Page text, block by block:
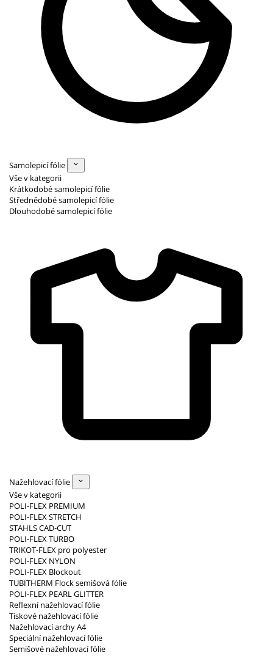
Samolepicí fólie
Vše v kategorii
Krátkodobé samolepicí fólie
Střednědobé samolepicí fólie
Dlouhodobé samolepicí fólie
Nažehlovací fólie
Vše v kategorii
POLI-FLEX PREMIUM
POLI-FLEX STRETCH
STAHLS CAD-CUT
POLI-FLEX TURBO
TRIKOT-FLEX pro polyester
POLI-FLEX NYLON
POLI-FLEX Blockout
TUBITHERM Flock semišová fólie
POLI-FLEX PEARL GLITTER
Reflexní nažehlovací fólie
Tiskové nažehlovací fólie
Nažehlovací archy A4
Speciální nažehlovací fólie
Semišové nažehlovací fólie